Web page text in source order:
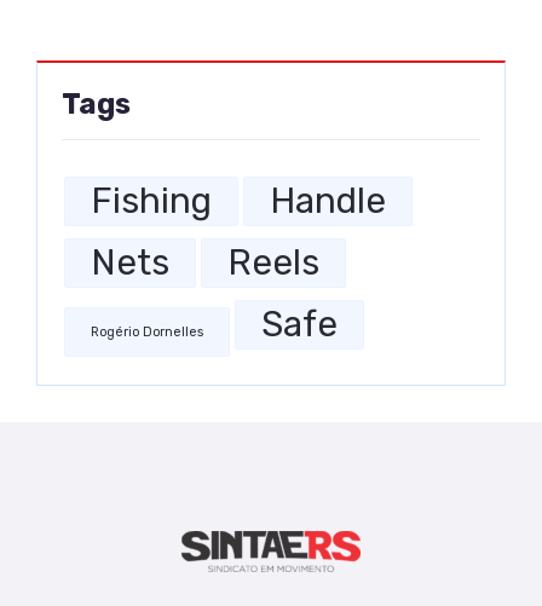
Tags
Fishing
Handle
Nets
Reels
Rogério Dornelles Safe